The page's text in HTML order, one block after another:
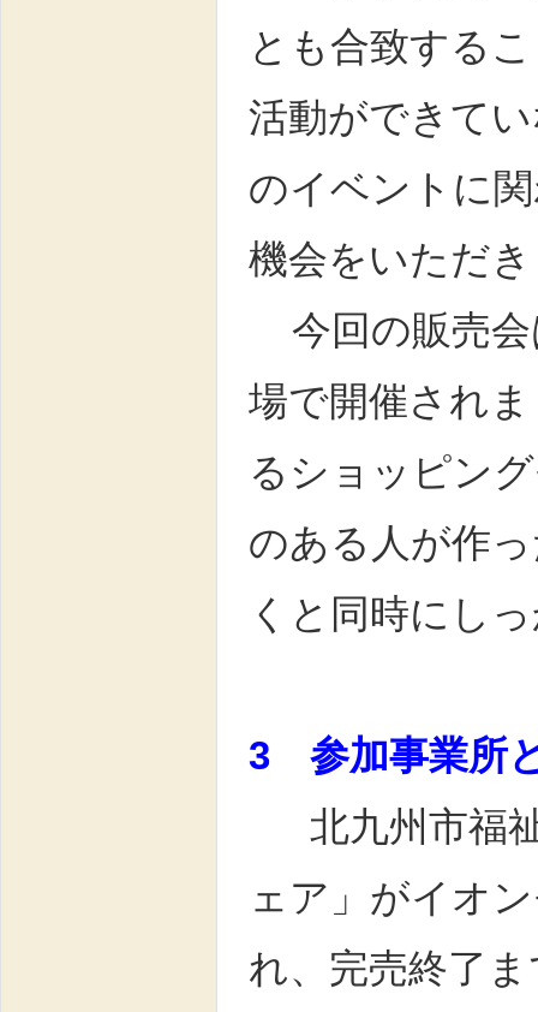
とも合致する
活動ができて
のイベントに
機会をいただ
今回の販売会
場で開催され
るショッピン
のある人が作
くと同時にし
3 参加事業所
北九州市福祉
ェア」がイオ
れ、完売終了